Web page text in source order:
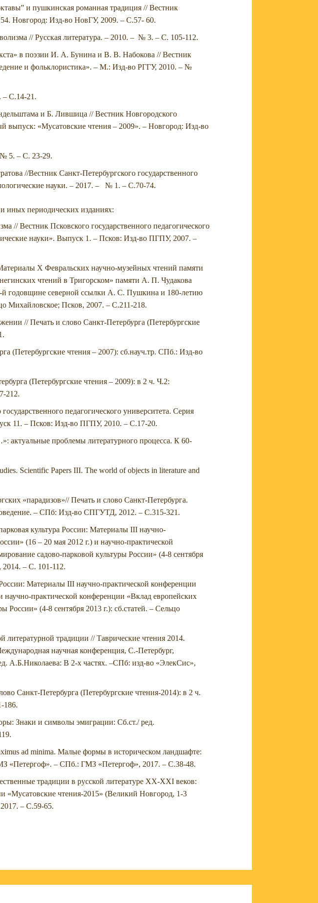
и пушкинская романная традиция // Вестник
Новгород: Изд-во НовГУ, 2009. – С.57- 60.
// Русская литература. – 2010. – № 3. – С. 105-112.
в поэзии И. А. Бунина и В. В. Набокова // Вестник
и фольклористика». – М.: Изд-во РГГУ, 2010. – №
– С.14-21.
и Б. Лившица // Вестник Новгородского
выпуск: «Мусатовские чтения – 2009». – Новгород: Изд-во
№ 5. – С. 23-29.
//Вестник Санкт-Петербургского государственного
науки. – 2017. – № 1. – С.70-74.
иных периодических изданиях:
// Вестник Псковского государственного педагогического
науки». Выпуск 1. – Псков: Изд-во ПГПУ, 2007. –
Х Февральских научно-музейных чтений памяти
чтений в Тригорском» памяти А. П. Чудакова
годовщине северной ссылки А. С. Пушкина и 180-летию
Михайловское; Псков, 2007. – С.211-218.
// Печать и слово Санкт-Петербурга (Петербургские
(Петербургские чтения – 2007): сб.науч.тр. СПб.: Изд-во
(Петербургские чтения – 2009): в 2 ч. Ч.2:
212.
педагогического университета. Серия
11. – Псков: Изд-во ПГПУ, 2010. – С.17-20.
актуальные проблемы литературного процесса. К 60-
Scientific Papers III. The world of objects in literature and
«парадизов»// Печать и слово Санкт-Петербурга.
– СПб: Изд-во СПГУТД, 2012. – С.315-321.
культура России: Материалы III научно-
(16 – 20 мая 2012 г.) и научно-практической
садово-парковой культуры России» (4-8 сентября
– С. 101-112.
Материалы III научно-практической конференции
практической конференции «Вклад европейских
России» (4-8 сентября 2013 г.): сб.статей. – Сельцо
традиции // Таврические чтения 2014.
научная конференция, С.-Петербург,
А.Б.Николаева: В 2-х частях. –СПб: изд-во «ЭлекСис»,
Санкт-Петербурга (Петербургские чтения-2014): в 2 ч.
186.
Знаки и символы эмиграции: Сб.ст./ ред.
ad minima. Малые формы в историческом ландшафте:
«Петергоф». – СПб.: ГМЗ «Петергоф», 2017. – С.38-48.
традиции в русской литературе XX-XXI веков:
«Мусатовские чтения-2015» (Великий Новгород, 1-3
– С.59-65.